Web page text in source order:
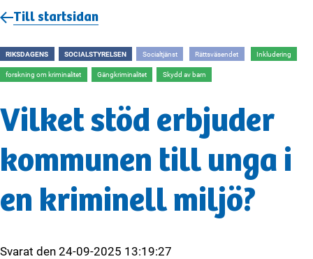
Till startsidan
RIKSDAGENS SOCIALSTYRELSEN Socialtjänst Rättsväsendet Inkludering
forskning om kriminalitet Gängkriminalitet Skydd av barn
Vilket stöd erbjuder
kommunen till unga i
en kriminell miljö?
Svarat den24-09-2025 13:19:27